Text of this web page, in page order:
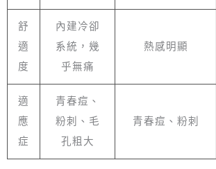
舒
適
度
內建冷卻
系統，幾
乎無痛
熱感明顯
適
應
症
青春痘、
粉刺、毛
孔粗大
青春痘、粉刺